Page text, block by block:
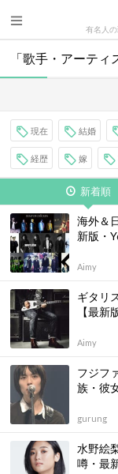
有名人
「歌手・アーテ
現在 結婚
経歴 嫁
新着順
海外＆
新版・
Aimy
ギタリ
【最新
Aimy
フジフ
族・彼
gurung
水野絵
噂・最